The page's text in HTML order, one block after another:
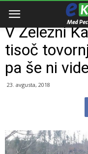
Domov
V Železni
tisoč
pa še ni
23. avgusta, 2018